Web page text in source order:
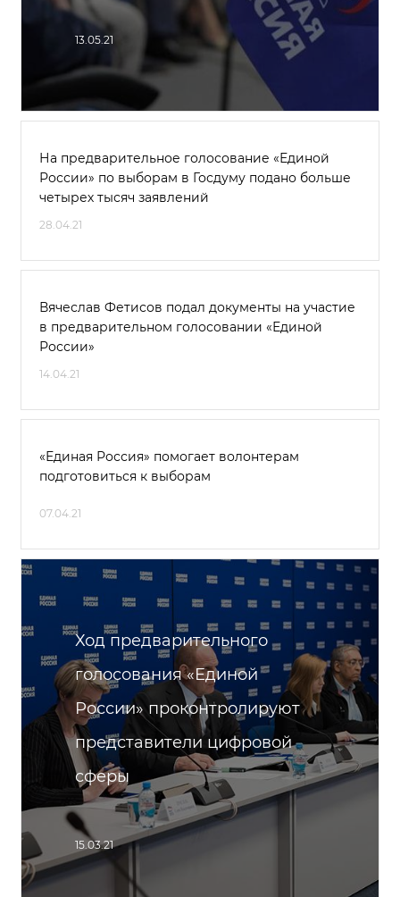
13.05.21
На предварительное голосование «Единой
России» по выборам в Госдуму подано больше
четырех тысяч заявлений
28.04.21
Вячеслав Фетисов подал документы на участие
в предварительном голосовании «Единой
России»
14.04.21
«Единая Россия» помогает волонтерам
подготовиться к выборам
07.04.21
Ход предварительного
голосования «Единой
России» проконтролируют
представители цифровой
сферы
15.03.21